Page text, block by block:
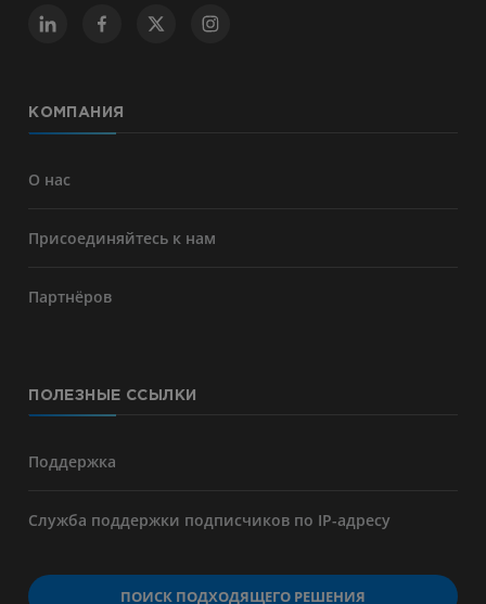
КОМПАНИЯ
О нас
Присоединяйтесь к нам
Партнёров
ПОЛЕЗНЫЕ ССЫЛКИ
Поддержка
Служба поддержки подписчиков по IP-адресу
ПОИСК ПОДХОДЯЩЕГО РЕШЕНИЯ